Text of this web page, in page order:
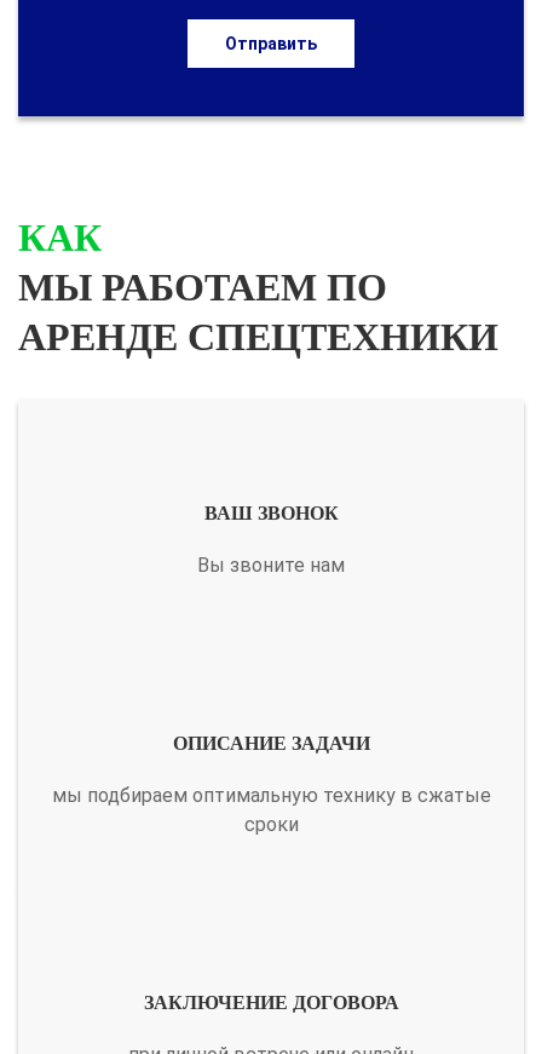
Отправить
КАК
МЫ РАБОТАЕМ ПО
АРЕНДЕ СПЕЦТЕХНИКИ
ВАШ ЗВОНОК
Вы звоните нам
ОПИСАНИЕ ЗАДАЧИ
мы подбираем оптимальную технику в сжатые
сроки
ЗАКЛЮЧЕНИЕ ДОГОВОРА